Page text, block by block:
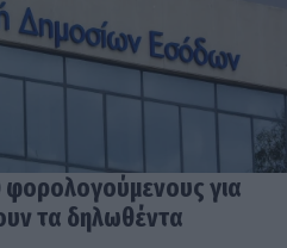
φορολογούμενους για
τα δηλωθέντα